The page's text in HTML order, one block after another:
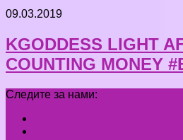
09.03.2019
KGODDESS LIGHT
COUNTING MONEY
Следите за нами: